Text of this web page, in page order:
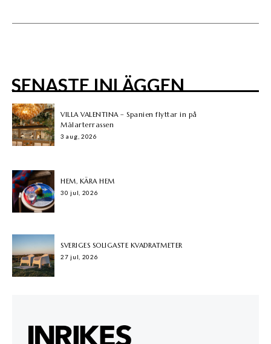
SENASTE INLÄGGEN
VILLA VALENTINA – Spanien flyttar in på
Mälarterrassen
3 aug, 2026
HEM, KÄRA HEM
30 jul, 2026
SVERIGES SOLIGASTE KVADRATMETER
27 jul, 2026